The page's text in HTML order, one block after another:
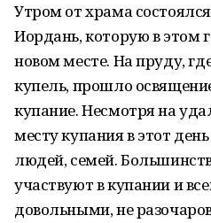
Утром от храма
Иордань, которую в этом
новом месте. На пруду,
купель, прошло
купание. Несмотря на
месту купания в этот
людей, семей.
участвуют в купании и
довольными, не